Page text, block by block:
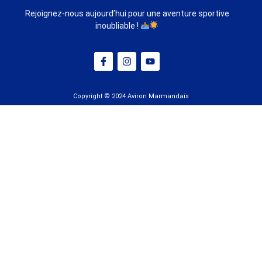
Rejoignez-nous aujourd’hui pour une aventure sportive
inoubliable !
Copyright © 2024 Aviron Marmandais